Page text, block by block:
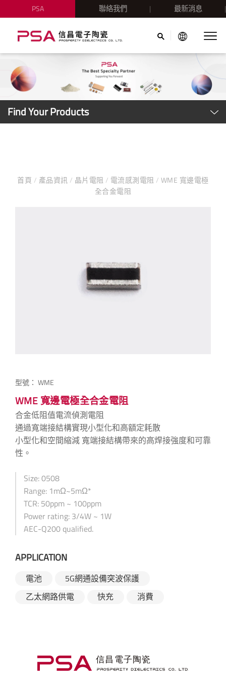
PSA 聯絡我們 最新消息
Find Your Products
首頁 / 產品資訊 / 晶片電阻 / 電流感測電阻 / WME 寬邊電極
全合金電阻
型號： WME
WME 寬邊電極全合金電阻
合金低阻值電流偵測電阻
通過寬端接結構實現小型化和高額定耗散
小型化和空間縮減 寬端接結構帶來的高焊接強度和可靠
性。
Size: 0508
Range: 1mΩ~5mΩ*
TCR: 50ppm ~ 100ppm
Power rating: 3/4W ~ 1W
AEC-Q200 qualified.
APPLICATION
電池
5G網通設備突波保護
乙太網路供電
快充 消費